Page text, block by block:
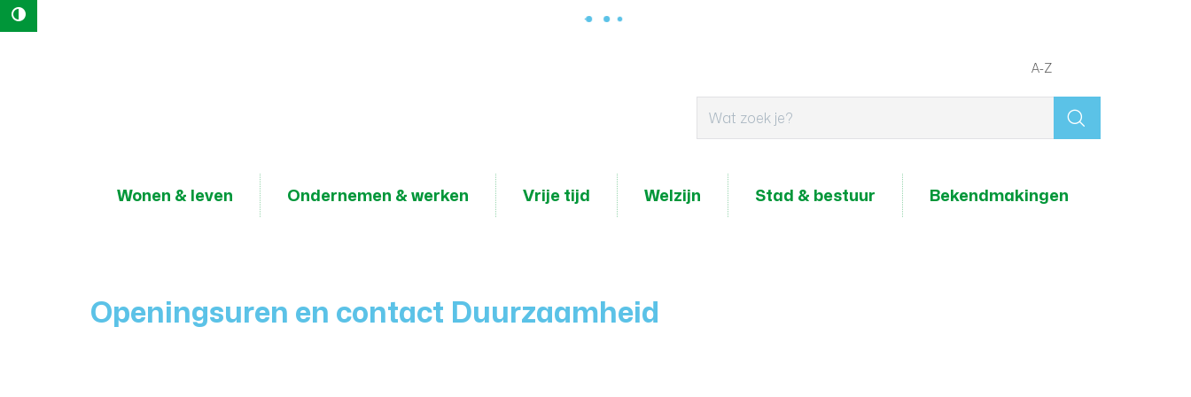
Hoog contrast
Wat
A-Z
Wonen & leven Ondernemen & werken Vrije tijd Welzijn Stad & bestuur Bekendmakingen
Openingsuren en contact Duurzaamheid